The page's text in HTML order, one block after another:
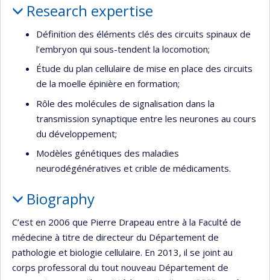
Research expertise
Définition des éléments clés des circuits spinaux de
l’embryon qui sous-tendent la locomotion;
Étude du plan cellulaire de mise en place des circuits
de la moelle épinière en formation;
Rôle des molécules de signalisation dans la
transmission synaptique entre les neurones au cours
du développement;
Modèles génétiques des maladies
neurodégénératives et crible de médicaments.
Biography
C’est en 2006 que Pierre Drapeau entre à la Faculté de
médecine à titre de directeur du Département de
pathologie et biologie cellulaire. En 2013, il se joint au
corps professoral du tout nouveau Département de